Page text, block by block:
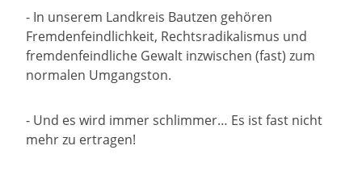
- In unserem Landkreis Bautzen gehören
Fremdenfeindlichkeit, Rechtsradikalismus und
fremdenfeindliche Gewalt inzwischen (fast) zum
normalen Umgangston.
- Und es wird immer schlimmer… Es ist fast nicht
mehr zu ertragen!